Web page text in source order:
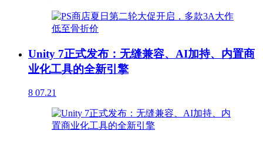
Unity 7正式发布：无缝兼容、AI加持、内置商
业化工具的全新引擎
8 07.21